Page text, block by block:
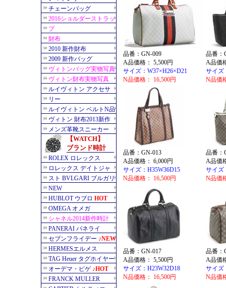
品番：GN-009
A品価格： 5,500円
サイズ：W37×H26×D21
N品価格： 16,500円
品番：
A品価
サイズ
N品価
品番：GN-013
A品価格： 6,000円
サイズ：H35W36D15
N品価格： 16,500円
品番：
A品価
サイズ
N品価
品番：GN-017
A品価格： 5,500円
サイズ：H23W32D18
N品価格： 16,500円
品番：
A品価
サイズ
N品価